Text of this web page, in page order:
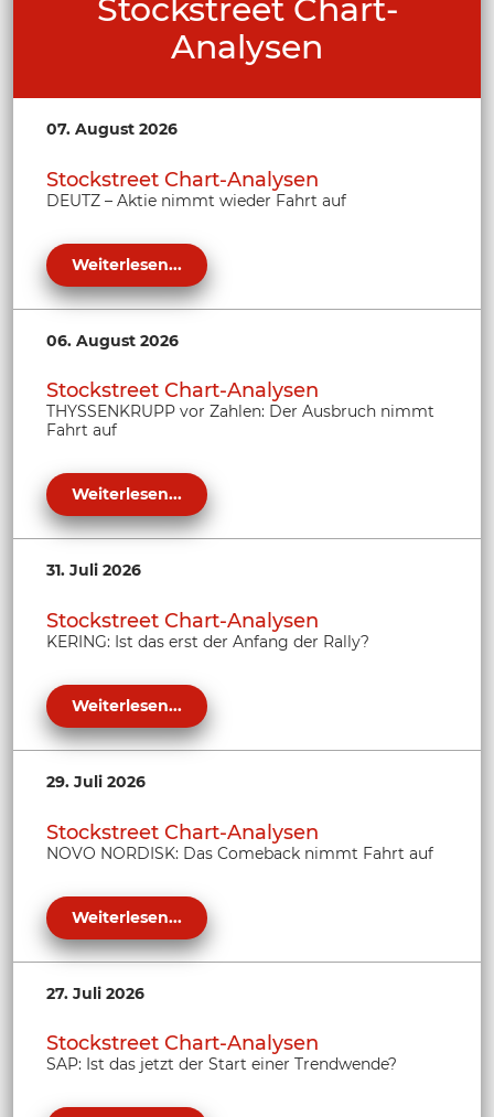
Stockstreet Chart-
Analysen
07. August 2026
Stockstreet Chart-Analysen
DEUTZ – Aktie nimmt wieder Fahrt auf
Weiterlesen...
06. August 2026
Stockstreet Chart-Analysen
THYSSENKRUPP vor Zahlen: Der Ausbruch nimmt
Fahrt auf
Weiterlesen...
31. Juli 2026
Stockstreet Chart-Analysen
KERING: Ist das erst der Anfang der Rally?
Weiterlesen...
29. Juli 2026
Stockstreet Chart-Analysen
NOVO NORDISK: Das Comeback nimmt Fahrt auf
Weiterlesen...
27. Juli 2026
Stockstreet Chart-Analysen
SAP: Ist das jetzt der Start einer Trendwende?